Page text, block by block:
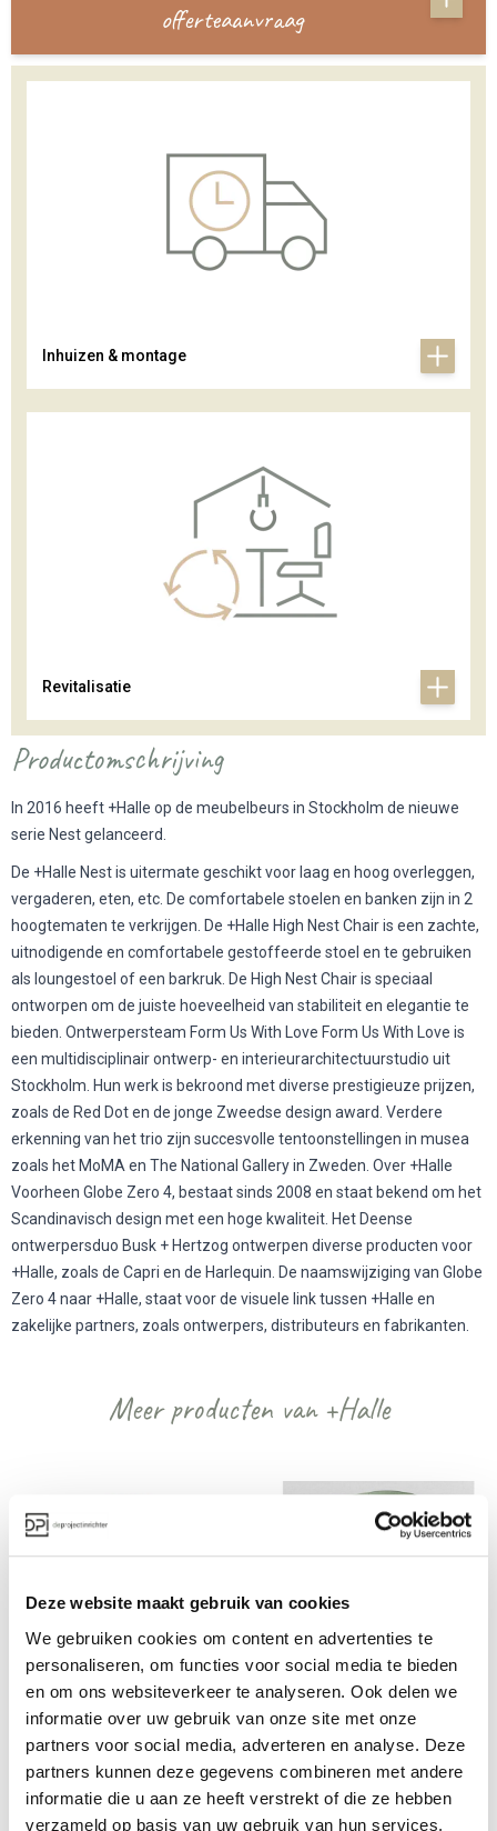
Deze website maakt gebruik van cookies
We gebruiken cookies om content en advertenties te
personaliseren, om functies voor social media te bieden
en om ons websiteverkeer te analyseren. Ook delen we
informatie over uw gebruik van onze site met onze
partners voor social media, adverteren en analyse. Deze
partners kunnen deze gegevens combineren met andere
informatie die u aan ze heeft verstrekt of die ze hebben
verzameld op basis van uw gebruik van hun services.
offerteaanvraag
Inhuizen & montage
Revitalisatie
Productomschrijving
In 2016 heeft +Halle op de meubelbeurs in Stockholm de nieuwe
serie Nest gelanceerd.
De +Halle Nest is uitermate geschikt voor laag en hoog overleggen,
vergaderen, eten, etc. De comfortabele stoelen en banken zijn in 2
hoogtematen te verkrijgen. De +Halle High Nest Chair is een zachte,
uitnodigende en comfortabele gestoffeerde stoel en te gebruiken
als loungestoel of een barkruk. De High Nest Chair is speciaal
ontworpen om de juiste hoeveelheid van stabiliteit en elegantie te
bieden. Ontwerpersteam Form Us With Love Form Us With Love is
een multidisciplinair ontwerp- en interieurarchitectuurstudio uit
Stockholm. Hun werk is bekroond met diverse prestigieuze prijzen,
zoals de Red Dot en de jonge Zweedse design award. Verdere
erkenning van het trio zijn succesvolle tentoonstellingen in musea
zoals het MoMA en The National Gallery in Zweden. Over +Halle
Voorheen Globe Zero 4, bestaat sinds 2008 en staat bekend om het
Scandinavisch design met een hoge kwaliteit. Het Deense
ontwerpersduo Busk + Hertzog ontwerpen diverse producten voor
+Halle, zoals de Capri en de Harlequin. De naamswijziging van Globe
Zero 4 naar +Halle, staat voor de visuele link tussen +Halle en
zakelijke partners, zoals ontwerpers, distributeurs en fabrikanten.
Meer producten van +Halle
+Halle Opus Chair +Halle Proto fauteuil
Prijs op aanvraag
Bekijk alles van +Halle